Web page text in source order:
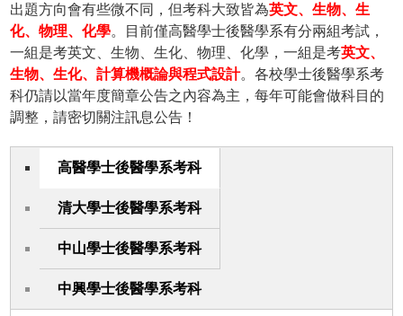
出題方向會有些微不同，但考科大致皆為英文、生物、生
化、物理、化學。目前僅高醫學士後醫學系有分兩組考試，
一組是考英文、生物、生化、物理、化學，一組是考英文、
生物、生化、計算機概論與程式設計。各校學士後醫學系考
科仍請以當年度簡章公告之內容為主，每年可能會做科目的
調整，請密切關注訊息公告！
高醫學士後醫學系考科
清大學士後醫學系考科
中山學士後醫學系考科
中興學士後醫學系考科